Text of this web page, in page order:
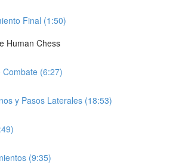
Final (1:50)
Human Chess
Combate (6:27)
y Pasos Laterales (18:53)
(9:35)